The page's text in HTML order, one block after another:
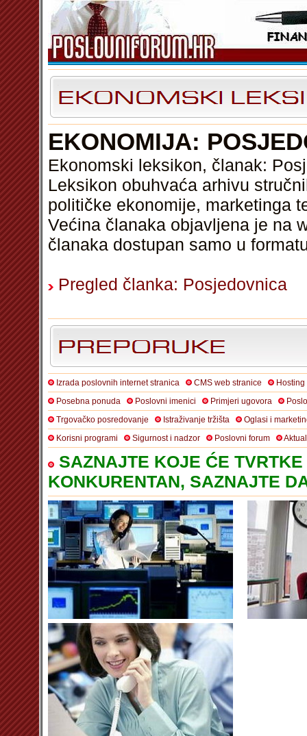
EKONOMIJA:
Ekonomski leksikon, članak:
Leksikon obuhvaća arhivu
političke ekonomije, marketinga
Većina članaka objavljena je na
članaka dostupan samo u
Pregled članka: Posjedovnica
Izrada poslovnih internet stranica CMS web stranice
Posebna ponuda
Poslovni imenici Primjeri ugovora
Trgovačko posredovanje
Istraživanje tržišta
Oglasi i
Korisni programi
Sigurnost i nadzor Poslovni forum
SAZNAJTE KOJE ĆE
KONKURENTAN, SAZNAJTE